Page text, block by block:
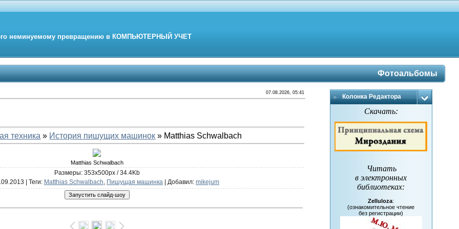
неминуемому превращению в КОМПЬЮТЕРНЫЙ УЧЕТ
Фотоальбомы
07.08.2026, 05:41
техника » История пишущих машинок » Matthias Schwalbach
Matthias Schwalbach
Размеры: 353x500px / 34.4Kb
| Теги: Matthias Schwalbach, Пишущая машинка| Добавил: mikejum
Колонка Редактора
Скачать:
Читать
в электронных
библиотеках:
Zelluloza:
(ознакомительное чтение
без регистрации)